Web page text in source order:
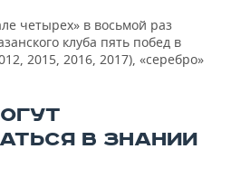
четырех» в восьмой раз
клуба пять побед в
2015, 2016, 2017), «серебро»
В ЗНАНИИ